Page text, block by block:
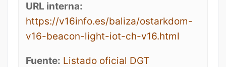
URL interna:
https://v16info.es/baliza/ostarkdom-
v16-beacon-light-iot-ch-v16.html
Fuente: Listado oficial DGT